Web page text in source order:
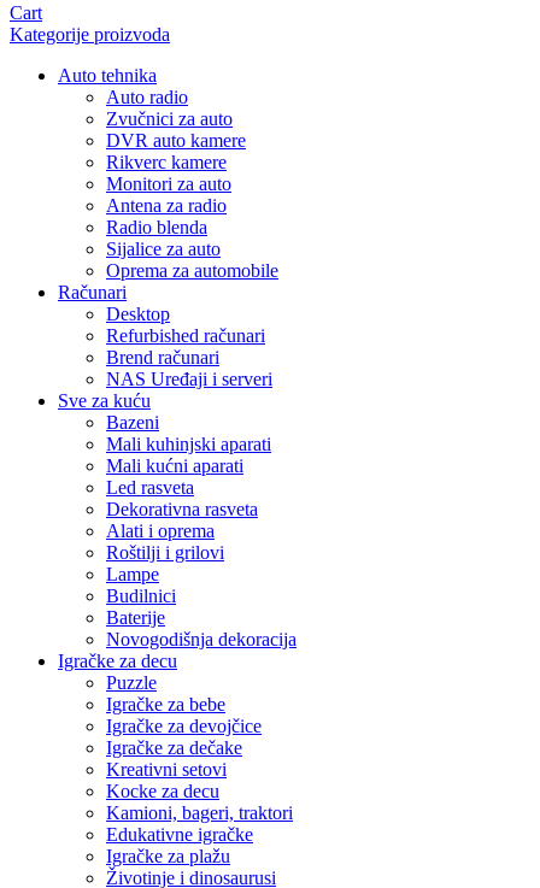
Cart
Kategorije proizvoda
Auto tehnika
Auto radio
Zvučnici za auto
DVR auto kamere
Rikverc kamere
Monitori za auto
Antena za radio
Radio blenda
Sijalice za auto
Oprema za automobile
Računari
Desktop
Refurbished računari
Brend računari
NAS Uređaji i serveri
Sve za kuću
Bazeni
Mali kuhinjski aparati
Mali kućni aparati
Led rasveta
Dekorativna rasveta
Alati i oprema
Roštilji i grilovi
Lampe
Budilnici
Baterije
Novogodišnja dekoracija
Igračke za decu
Puzzle
Igračke za bebe
Igračke za devojčice
Igračke za dečake
Kreativni setovi
Kocke za decu
Kamioni, bageri, traktori
Edukativne igračke
Igračke za plažu
Životinje i dinosaurusi